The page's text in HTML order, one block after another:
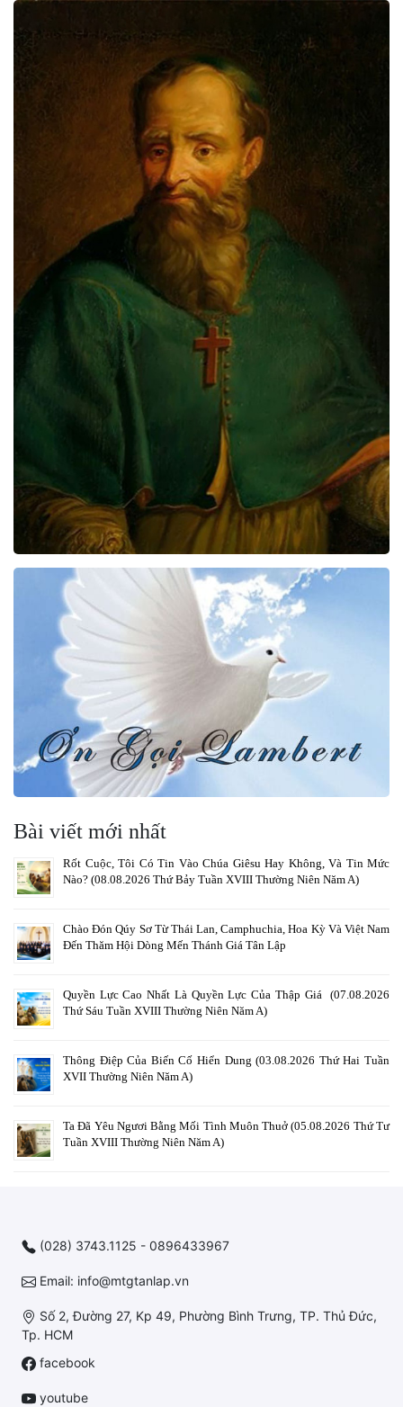
Bài viết mới nhất
Rốt Cuộc, Tôi Có Tin Vào Chúa Giêsu Hay Không, Và Tin Mức
Nào? (08.08.2026 Thứ Bảy Tuần XVIII Thường Niên Năm A)
Chào Đón Qúy Sơ Từ Thái Lan, Camphuchia, Hoa Kỳ Và Việt Nam
Đến Thăm Hội Dòng Mến Thánh Giá Tân Lập
Quyền Lực Cao Nhất Là Quyền Lực Của Thập Giá (07.08.2026
Thứ Sáu Tuần XVIII Thường Niên Năm A)
Thông Điệp Của Biến Cố Hiển Dung (03.08.2026 Thứ Hai Tuần
XVII Thường Niên Năm A)
Ta Đã Yêu Ngươi Bằng Mối Tình Muôn Thuở (05.08.2026 Thứ Tư
Tuần XVIII Thường Niên Năm A)
(028) 3743.1125 - 0896433967
Email: info@mtgtanlap.vn
Số 2, Đường 27, Kp 49, Phường Bình Trưng, TP. Thủ Đức,
Tp. HCM
facebook
youtube